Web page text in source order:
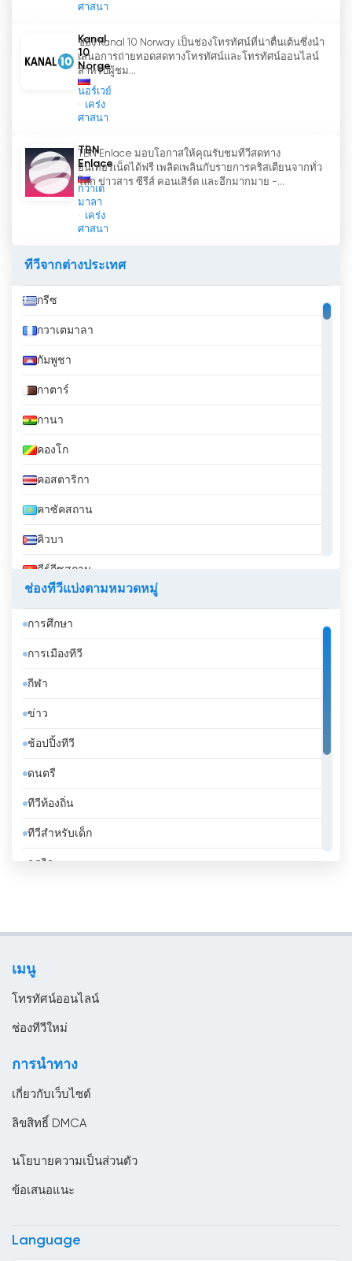
ศาสนา
Kanal
10
Norge
นอร์เวย์
เคร่ง
ศาสนา
ช่อง Kanal 10 Norway เป็นช่องโทรทัศน์ที่น่าตื่นเต้นซึ่งนำ
เสนอการถ่ายทอดสดทางโทรทัศน์และโทรทัศน์ออนไลน์
สำหรับผู้ชม...
TBN
Enlace
กวาเต
มาลา
เคร่ง
ศาสนา
TBN Enlace มอบโอกาสให้คุณรับชมทีวีสดทาง
อินเทอร์เน็ตได้ฟรี เพลิดเพลินกับรายการคริสเตียนจากทั่ว
โลก ข่าวสาร ซีรีส์ คอนเสิร์ต และอีกมากมาย -...
ทีวีจากต่างประเทศ
กรีซ
กวาเตมาลา
กัมพูชา
กาตาร์
กานา
คองโก
คอสตาริกา
คาซัคสถาน
คิวบา
คีร์กีซสถาน
จอร์เจีย
จอร์แดน
จาเมกา
จิบูตี
จีน
ชาด
ชิลี
ซานมาริโน
นิการากัว
นิวซีแลนด์
ช่องทีวีแบ่งตามหมวดหมู่
การศึกษา
การเมืองทีวี
กีฬา
ข่าว
ช้อปปิ้งทีวี
ดนตรี
ทีวีท้องถิ่น
ทีวีสำหรับเด็ก
ธุรกิจ
เมนู
โทรทัศน์ออนไลน์
ช่องทีวีใหม่
การนำทาง
เกี่ยวกับเว็บไซต์
ลิขสิทธิ์ DMCA
นโยบายความเป็นส่วนตัว
ข้อเสนอแนะ
Language